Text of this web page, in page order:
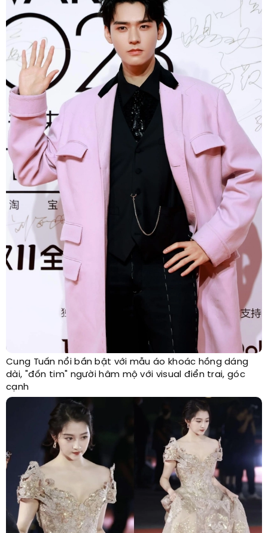
Cung Tuấn nổi bần bật với mẫu áo khoác hồng dáng
dài, "đốn tim" người hâm mộ với visual điển trai, góc
cạnh